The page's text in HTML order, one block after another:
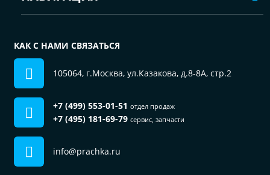
КАК С НАМИ СВЯЗАТЬСЯ
105064, г.Москва, ул.Казакова, д.8-8А, стр.2
+7 (499) 553-01-51 отдел продаж
+7 (495) 181-69-79 сервис, запчасти
info@prachka.ru